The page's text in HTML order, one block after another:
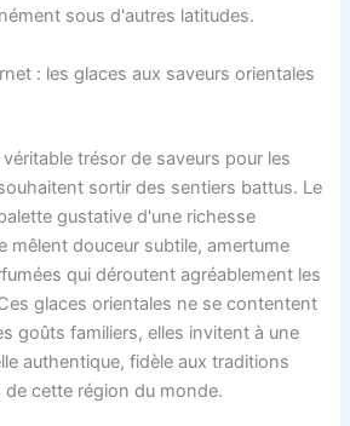
sous d'autres latitudes.
: les glaces aux saveurs orientales
trésor de saveurs pour les
sortir des sentiers battus. Le
gustative d'une richesse
mêlent douceur subtile, amertume
qui déroutent agréablement les
glaces orientales ne se contentent
goûts familiers, elles invitent à une
authentique, fidèle aux traditions
de cette région du monde.